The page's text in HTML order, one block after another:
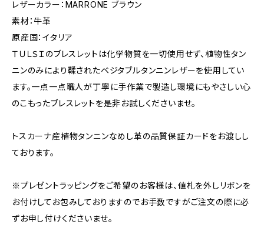
レザーカラー：MARRONE ブラウン
素材：牛革
原産国：イタリア
ＴＵＬＳＩのブレスレットは化学物質を一切使用せず、植物性タン
ニンのみにより鞣されたベジタブルタンニンレザーを使用してい
ます。一点一点職人が丁寧に手作業で製造し環境にもやさしい心
のこもったブレスレットを是非お試しくださいませ。
トスカーナ産植物タンニンなめし革の品質保証カードをお渡しし
ております。
※プレゼントラッピングをご希望のお客様は、値札を外しリボンを
お付けしてお包みしておりますのでお手数ですがご注文の際に必
ずお申し付けくださいませ。